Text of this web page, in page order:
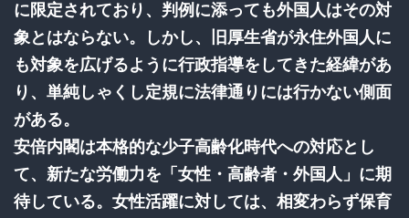
に限定されており、判例に添っても外国人はその対
象とはならない。しかし、旧厚生省が永住外国人に
も対象を広げるように行政指導をしてきた経緯があ
り、単純しゃくし定規に法律通りには行かない側面
がある。
安倍内閣は本格的な少子高齢化時代への対応とし
て、新たな労働力を「女性・高齢者・外国人」に期
待している。女性活躍に対しては、相変わらず保育